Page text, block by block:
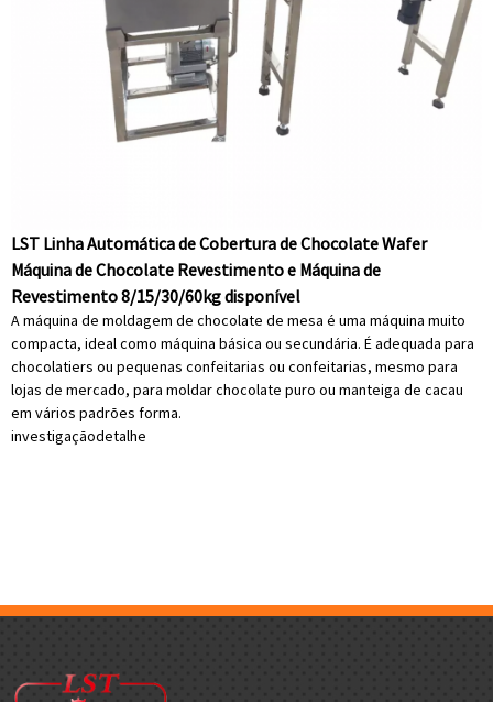
LST Linha Automática de Cobertura de Chocolate Wafer
Máquina de Chocolate Revestimento e Máquina de
Revestimento 8/15/30/60kg disponível
A máquina de moldagem de chocolate de mesa é uma máquina muito
compacta, ideal como máquina básica ou secundária. É adequada para
chocolatiers ou pequenas confeitarias ou confeitarias, mesmo para
lojas de mercado, para moldar chocolate puro ou manteiga de cacau
em vários padrões forma.
investigaçãodetalhe